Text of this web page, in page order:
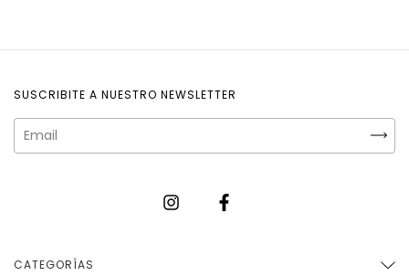
SUSCRIBITE A NUESTRO NEWSLETTER
CATEGORÍAS